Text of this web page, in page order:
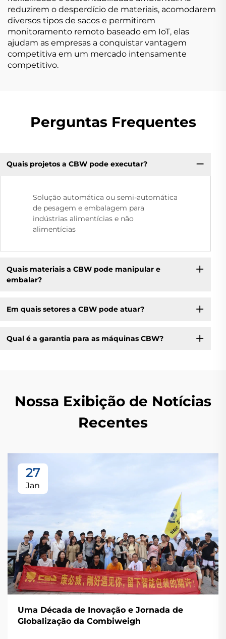
reduzirem o desperdício de materiais, acomodarem
diversos tipos de sacos e permitirem
monitoramento remoto baseado em IoT, elas
ajudam as empresas a conquistar vantagem
competitiva em um mercado intensamente
competitivo.
Perguntas Frequentes
Quais projetos a CBW pode executar?
Solução automática ou semi-automática
de pesagem e embalagem para
indústrias alimentícias e não
alimentícias
Quais materiais a CBW pode manipular e
embalar?
Em quais setores a CBW pode atuar?
Qual é a garantia para as máquinas CBW?
Nossa Exibição de Notícias
Recentes
27
Jan
Uma Década de Inovação e Jornada de
Globalização da Combiweigh